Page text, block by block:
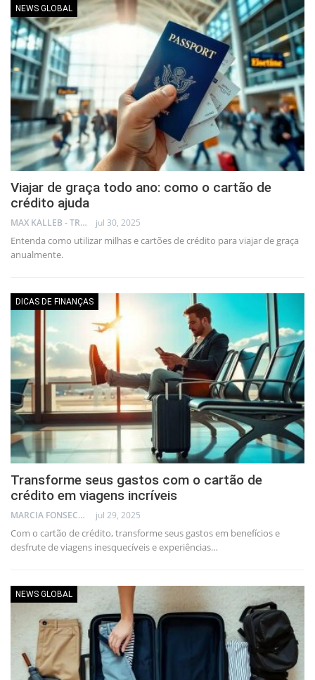
NEWS GLOBAL
Viajar de graça todo ano: como o cartão de
crédito ajuda
MAX KALLEB - TRADER jul 30, 2025
Entenda como utilizar milhas e cartões de crédito para viajar de graça
anualmente.
DICAS DE FINANÇAS
Transforme seus gastos com o cartão de
crédito em viagens incríveis
MARCIA FONSECA - FINANCIAL CONSULTANT jul 29, 2025
Com o cartão de crédito, transforme seus gastos em benefícios e
desfrute de viagens inesquecíveis e experiências…
NEWS GLOBAL